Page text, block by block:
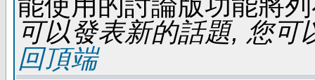
可以發表新的話題, 您可
回頂端